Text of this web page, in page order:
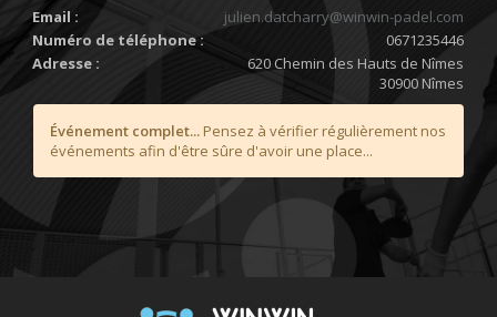
Email :
julien.datcharry@winwin-padel.com
Numéro de téléphone :
0671235446
Adresse :
620 Chemin des Hauts de Nîmes
30900 Nîmes
Événement complet... Pensez à vérifier régulièrement nos
événements afin d'être sûre d'avoir une place...